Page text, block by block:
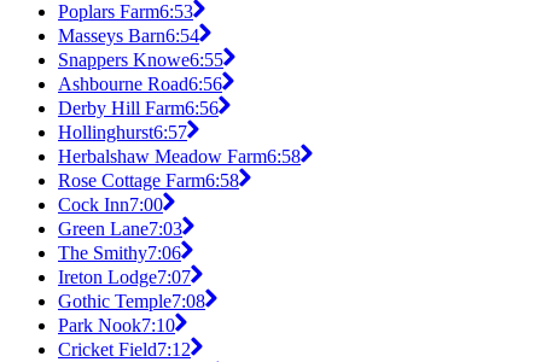
Poplars Farm6:53
Masseys Barn6:54
Snappers Knowe6:55
Ashbourne Road6:56
Derby Hill Farm6:56
Hollinghurst6:57
Herbalshaw Meadow Farm6:58
Rose Cottage Farm6:58
Cock Inn7:00
Green Lane7:03
The Smithy7:06
Ireton Lodge7:07
Gothic Temple7:08
Park Nook7:10
Cricket Field7:12